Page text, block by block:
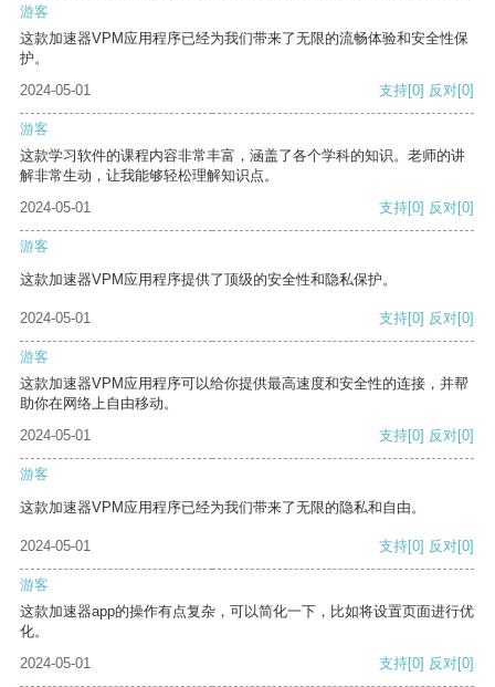
游客
这款加速器VPM应用程序已经为我们带来了无限的流畅体验和安全性保
护。
2024-05-01
支持[0] 反对[0]
游客
这款学习软件的课程内容非常丰富，涵盖了各个学科的知识。老师的讲
解非常生动，让我能够轻松理解知识点。
2024-05-01
支持[0] 反对[0]
游客
这款加速器VPM应用程序提供了顶级的安全性和隐私保护。
2024-05-01 支持[0] 反对[0]
游客
这款加速器VPM应用程序可以给你提供最高速度和安全性的连接，并帮
助你在网络上自由移动。
2024-05-01
支持[0] 反对[0]
游客
这款加速器VPM应用程序已经为我们带来了无限的隐私和自由。
2024-05-01 支持[0] 反对[0]
游客
这款加速器app的操作有点复杂，可以简化一下，比如将设置页面进行优
化。
2024-05-01
支持[0] 反对[0]